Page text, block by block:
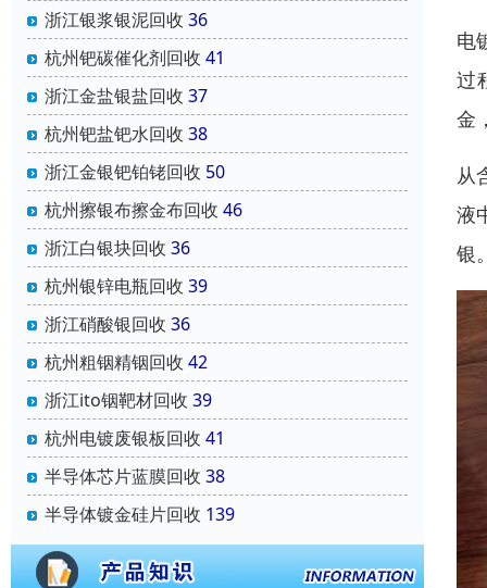
浙江银浆银泥回收 36
杭州钯碳催化剂回收 41
浙江金盐银盐回收 37
杭州钯盐钯水回收 38
浙江金银钯铂铑回收 50
杭州擦银布擦金布回收 46
浙江白银块回收 36
杭州银锌电瓶回收 39
浙江硝酸银回收 36
杭州粗铟精铟回收 42
浙江ito铟靶材回收 39
杭州电镀废银板回收 41
半导体芯片蓝膜回收 38
半导体镀金硅片回收 139
电
过
金
从
液
银